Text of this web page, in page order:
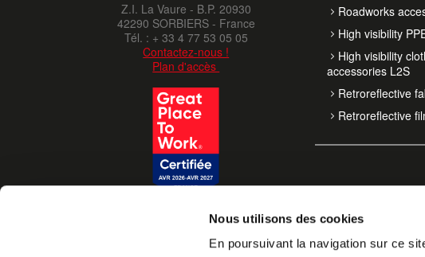
Nous utilisons des cookies
En poursuivant la navigation sur ce
Z.I. La Vaure - B.P. 20930
42290 SORBIERS - France
Tél. : + 33 4 77 53 05 05
Contactez-nous !
Plan d'accès
Roadworks
High visibility
High visibility
accessories L2S
Retroreflective
Retroreflective